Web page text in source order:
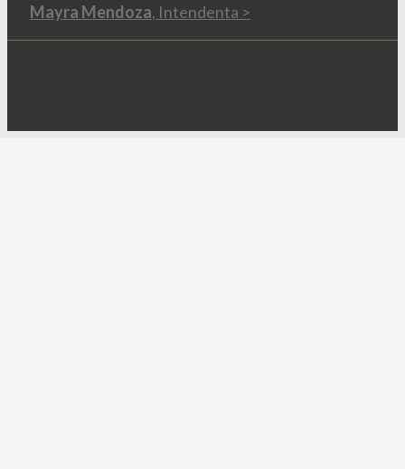
Mayra Mendoza, Intendenta >